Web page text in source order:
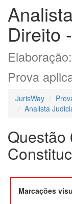
Direito
Prova
JurisWay
Analista
Questão
Marcações